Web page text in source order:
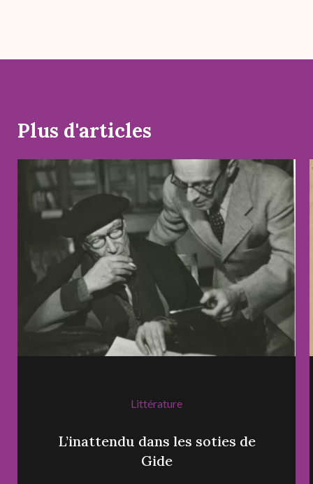
Plus d'articles
Littérature
L’inattendu dans les soties de
Gide